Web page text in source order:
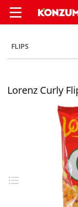
FLIPS
Lorenz Curly